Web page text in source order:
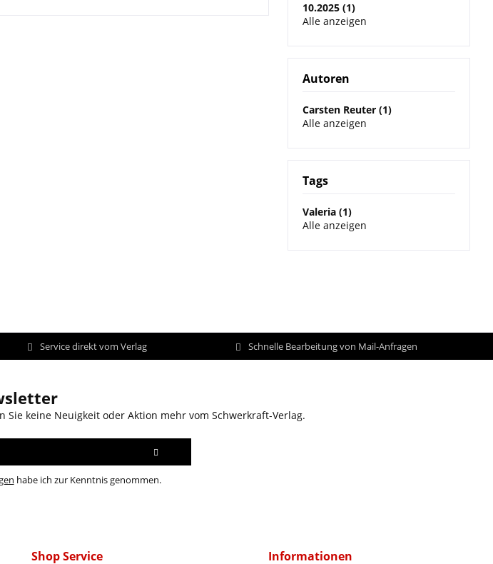
10.2025 (1)
Alle anzeigen
Autoren
Carsten Reuter (1)
Alle anzeigen
Tags
Valeria (1)
Alle anzeigen
Service direkt vom Verlag Schnelle Bearbeitung von Mail-Anfragen
keine Neuigkeit oder Aktion mehr vom Schwerkraft-Verlag.
habe ich zur Kenntnis genommen.
Shop Service Informationen